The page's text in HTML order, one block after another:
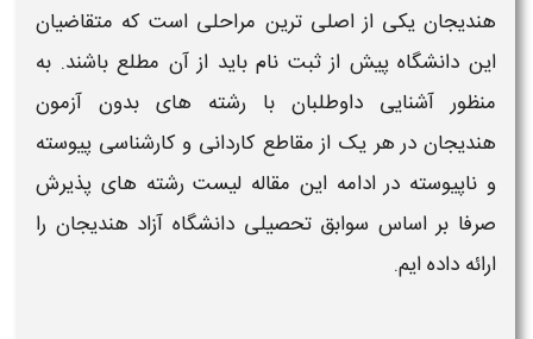
هندیجان یکی از اصلی ترین مراحلی است که متقاضیان
این دانشگاهپیش از ثبت نام باید از آن مطلع باشند. به
منظور آشنایی داوطلبان با رشته های بدون آزمون
هندیجان در هر یک از مقاطع کاردانی و کارشناسی پیوسته
و ناپیوسته در ادامه این مقاله لیست رشته های پذیرش
صرفا بر اساس سوابق تحصیلی دانشگاه آزاد هندیجان را
ارائه داده ایم.